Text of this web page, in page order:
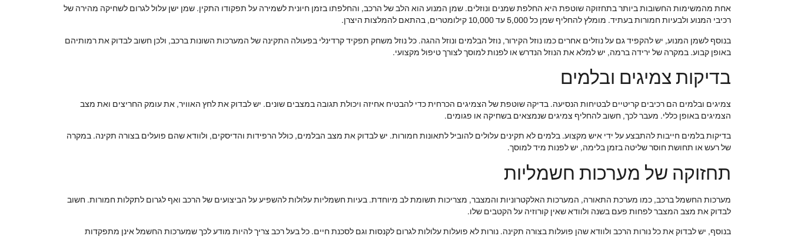
אחת מהמשימות החשובות ביותר בתחזוקה שוטפת היא החלפת שמנים ונוזלים. שמן המנוע הוא הלב של הרכב, והחלפתו בזמן חיונית לשמירה על תפקודו התקין. שמן ישן עלול לגרום לשחיקה מהירה של
רכיבי המנוע ולבעיות חמורות בעתיד. מומלץ להחליף שמן כל 5,000 עד 10,000 קילומטרים, בהתאם להמלצות היצרן.
בנוסף לשמן המנוע, יש להקפיד גם על נוזלים אחרים כמו נוזל הקירור, נוזל הבלמים ונוזל ההגה. כל נוזל משחק תפקיד קרדינלי בפעולה התקינה של המערכות השונות ברכב, ולכן חשוב לבדוק את רמותיהם
באופן קבוע. במקרה של ירידה ברמה, יש למלא את הנוזל הנדרש או לפנות למוסך לצורך טיפול מקצועי.
בדיקות צמיגים ובלמים
צמיגים ובלמים הם רכיבים קריטיים לבטיחות הנסיעה. בדיקה שוטפת של הצמיגים הכרחית כדי להבטיח אחיזה ויכולת תגובה במצבים שונים. יש לבדוק את לחץ האוויר, את עומק החריצים ואת מצב
הצמיגים באופן כללי. מעבר לכך, חשוב להחליף צמיגים שנמצאים בשחיקה או פגומים.
בדיקות בלמים חייבות להתבצע על ידי איש מקצוע. בלמים לא תקינים עלולים להוביל לתאונות חמורות. יש לבדוק את מצב הבלמים, כולל הרפידות והדיסקים, ולוודא שהם פועלים בצורה תקינה. במקרה
של רעש או תחושת חוסר שליטה בזמן בלימה, יש לפנות מיד למוסך.
תחזוקה של מערכות חשמליות
מערכות החשמל ברכב, כמו מערכת התאורה, המערכות האלקטרוניות והמצבר, מצריכות תשומת לב מיוחדת. בעיות חשמליות עלולות להשפיע על הביצועים של הרכב ואף לגרום לתקלות חמורות. חשוב
לבדוק את מצב המצבר לפחות פעם בשנה ולוודא שאין קורוזיה על הקטבים שלו.
בנוסף, יש לבדוק את כל נורות הרכב ולוודא שהן פועלות בצורה תקינה. נורות לא פועלות עלולות לגרום לקנסות וגם לסכנת חיים. כל בעל רכב צריך להיות מודע לכך שמערכות החשמל אינן מתפקדות